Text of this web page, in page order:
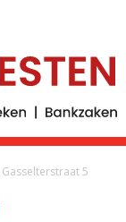
Gasselterstraat 5